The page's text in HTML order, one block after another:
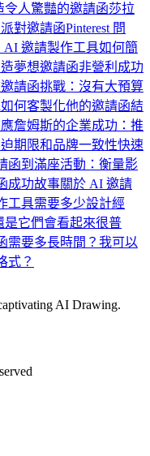
人驚豔的邀請函莎拉
對邀請函Pinterest 問
AI 邀請製作工具如何簡
夢想邀請函非營利成功
請函挑戰：沒有大預算
何客製化他的邀請函結
詹姆斯的企業成功：推
期限和品牌一致性快速
函到滿座活動：衡量影
成功故事關於 AI 邀請
工具需要多少設計經
它們會看起來很普
需要多長時間？ 我可以
式？
AI Drawing.